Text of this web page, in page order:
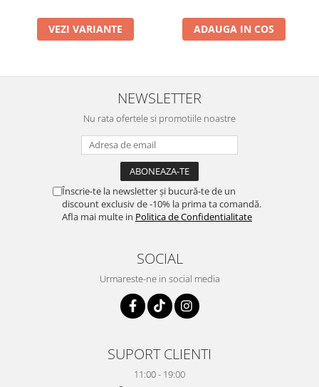
VEZI VARIANTE ADAUGA IN COS
NEWSLETTER
Nu rata ofertele si promotiile noastre
Înscrie-te la newsletter și bucură-te de un
discount exclusiv de -10% la prima ta comandă.
Afla mai multe in Politica de Confidentialitate
SOCIAL
Urmareste-ne in social media
SUPORT CLIENTI
11:00 - 19:00